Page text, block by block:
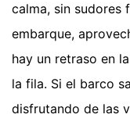
calma, sin sudores
embarque,
hay un retraso en
la fila. Si el barco
disfrutando de las